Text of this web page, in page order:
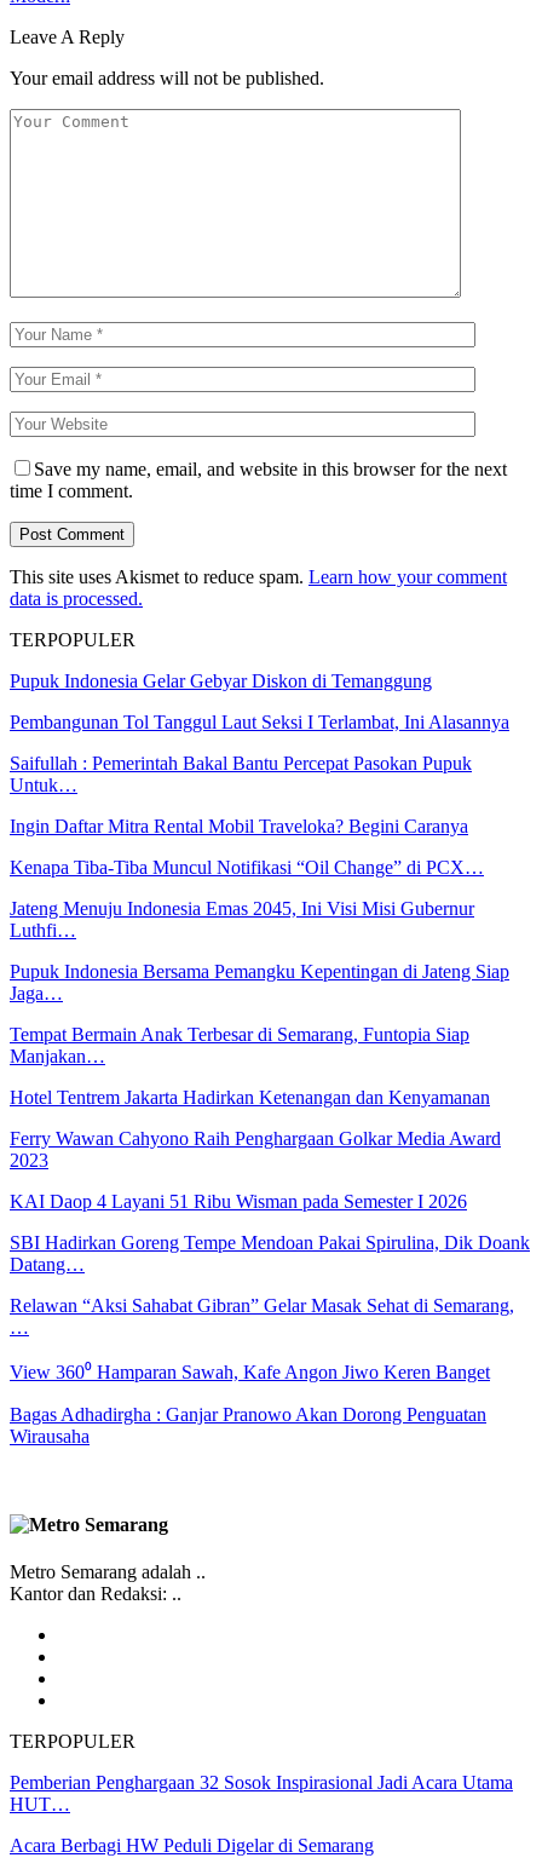
Leave A Reply
Your email address will not be published.
Save my name, email, and website in this browser for the next
time I comment.
This site uses Akismet to reduce spam. Learn how your comment
data is processed.
TERPOPULER
Pupuk Indonesia Gelar Gebyar Diskon di Temanggung
Pembangunan Tol Tanggul Laut Seksi I Terlambat, Ini Alasannya
Saifullah : Pemerintah Bakal Bantu Percepat Pasokan Pupuk
Untuk…
Ingin Daftar Mitra Rental Mobil Traveloka? Begini Caranya
Kenapa Tiba-Tiba Muncul Notifikasi “Oil Change” di PCX…
Jateng Menuju Indonesia Emas 2045, Ini Visi Misi Gubernur
Luthfi…
Pupuk Indonesia Bersama Pemangku Kepentingan di Jateng Siap
Jaga…
Tempat Bermain Anak Terbesar di Semarang, Funtopia Siap
Manjakan…
Hotel Tentrem Jakarta Hadirkan Ketenangan dan Kenyamanan
Ferry Wawan Cahyono Raih Penghargaan Golkar Media Award
2023
KAI Daop 4 Layani 51 Ribu Wisman pada Semester I 2026
SBI Hadirkan Goreng Tempe Mendoan Pakai Spirulina, Dik Doank
Datang…
Relawan “Aksi Sahabat Gibran” Gelar Masak Sehat di Semarang,
…
View 360⁰ Hamparan Sawah, Kafe Angon Jiwo Keren Banget
Bagas Adhadirgha : Ganjar Pranowo Akan Dorong Penguatan
Wirausaha
Metro Semarang adalah ..
Kantor dan Redaksi: ..
TERPOPULER
Pemberian Penghargaan 32 Sosok Inspirasional Jadi Acara Utama
HUT…
Acara Berbagi HW Peduli Digelar di Semarang